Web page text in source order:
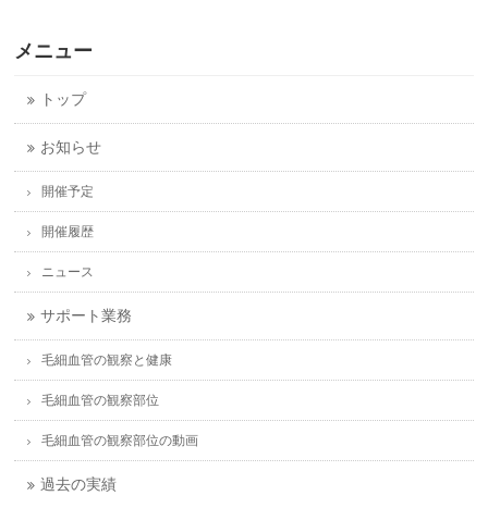
メニュー
トップ
お知らせ
開催予定
開催履歴
ニュース
サポート業務
毛細血管の観察と健康
毛細血管の観察部位
毛細血管の観察部位の動画
過去の実績